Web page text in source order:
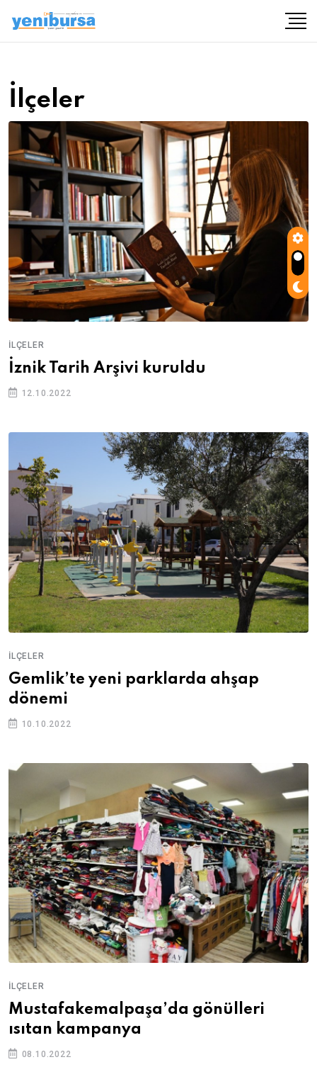
İlçeler
İLÇELER
İznik Tarih Arşivi kuruldu
12.10.2022
İLÇELER
Gemlik’te yeni parklarda ahşap
dönemi
10.10.2022
İLÇELER
Mustafakemalpaşa’da gönülleri
ısıtan kampanya
08.10.2022